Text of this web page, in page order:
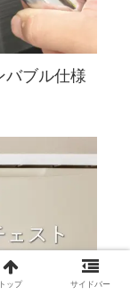
バブル仕様
トップ サイドバー